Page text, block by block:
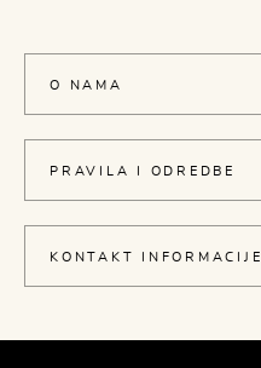
O NAMA
PRAVILA I ODREDBE
KONTAKT INFORMACIJE